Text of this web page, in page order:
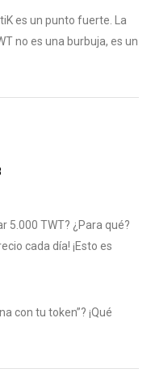
es un punto fuerte. La
no es una burbuja, es un
5.000 TWT? ¿Para qué?
cada día! ¡Esto es
con tu token”? ¡Qué